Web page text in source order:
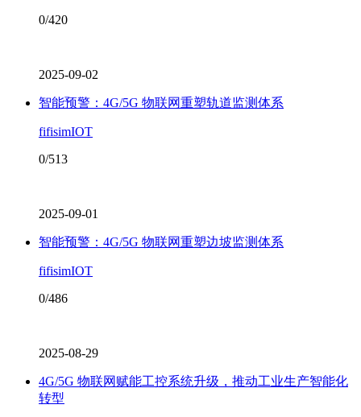
0/420
2025-09-02
智能预警：4G/5G 物联网重塑轨道监测体系
fifisimIOT
0/513
2025-09-01
智能预警：4G/5G 物联网重塑边坡监测体系
fifisimIOT
0/486
2025-08-29
4G/5G 物联网赋能工控系统升级，推动工业生产智能化
转型